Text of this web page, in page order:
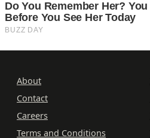
About
Contact
Careers
Terms and Conditions